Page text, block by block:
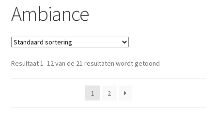
Koken
Tuin
Gereedschap
Ambiance
Resultaat 1–12 van de 21 resultaten wordt getoond
1 2